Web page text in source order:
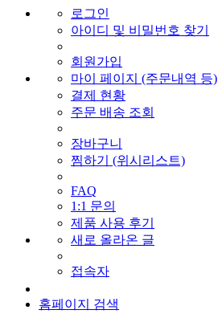
로그인
아이디 및 비밀번호 찾기
회원가입
마이 페이지 (주문내역 등)
결제 현황
주문 배송 조회
장바구니
찜하기 (위시리스트)
FAQ
1:1 문의
제품 사용 후기
새로 올라온 글
접속자
홈페이지 검색